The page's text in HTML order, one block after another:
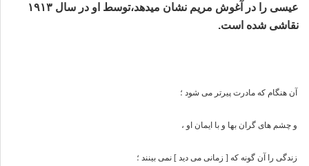
عیسی را در آغوش مریم نشان میدهد،توسط او در سال ۱۹۱۳
نقاشی شده است.
آن هنگام که مادرت پیرتر می شود ؛
و چشم های گران بها و با ایمان او ،
زندگی را آن گونه که [ زمانی می دید ] نمی بینند ؛